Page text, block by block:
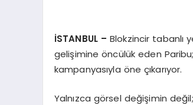
İSTANBUL – Blokzincir tabanlı
gelişimine öncülük eden
kampanyasıyla öne çıkarıyor.
Yalnızca görsel değişimin